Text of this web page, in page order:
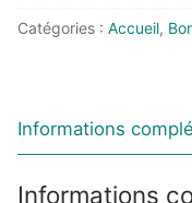
Catégories : Accueil,
Informations
Informations